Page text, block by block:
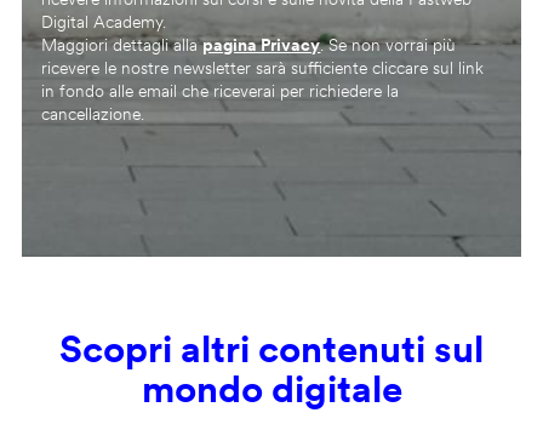
Digital Academy.
Maggiori dettagli allapagina Privacy. Se non vorrai più
ricevere le nostre newsletter sarà sufficiente cliccare sul link
in fondo alle email che riceverai per richiedere la
cancellazione.
Scopri altri contenuti sul
mondo digitale